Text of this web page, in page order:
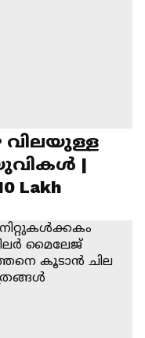
വിലയുള്ള
|
Lakh